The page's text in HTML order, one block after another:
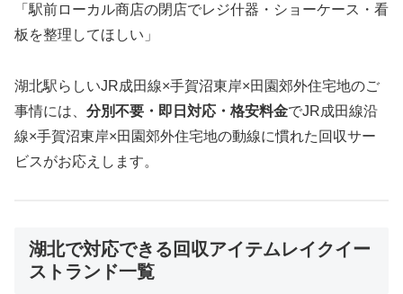
「駅前ローカル商店の閉店でレジ什器・ショーケース・看
板を整理してほしい」
湖北駅らしいJR成田線×手賀沼東岸×田園郊外住宅地のご
事情には、 分別不要・即日対応・格安料金でJR成田線沿
線×手賀沼東岸×田園郊外住宅地の動線に慣れた回収サー
ビスがお応えします。
湖北で対応できる回収アイテムレイクイー
ストランド一覧